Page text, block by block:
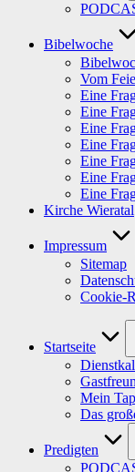
Bibelwoche
Vom
Eine
Eine
Eine
Eine
Eine
Eine
Eine
Kirche Wieratal
Impressum
Sitemap
Cookie-
Startseite
Mein
Das
Predigten